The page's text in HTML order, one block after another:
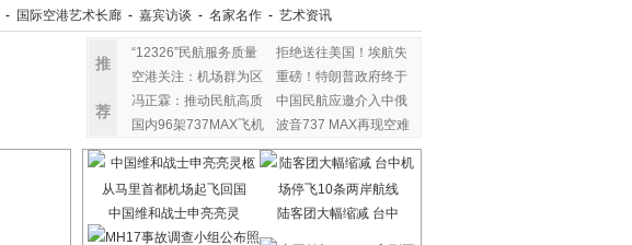
- 国际空港艺术长廊 - 嘉宾访谈 - 名家名作 - 艺术资讯
推
荐
“12326”民航服务质量
拒绝送往美国！埃航失
空港关注：机场群为区
重磅！特朗普政府终于
冯正霖：推动民航高质
中国民航应邀介入中俄
国内96架737MAX飞机
暂
波音737 MAX再现空难
中国维和战士申亮亮灵 陆客团大幅缩减 台中